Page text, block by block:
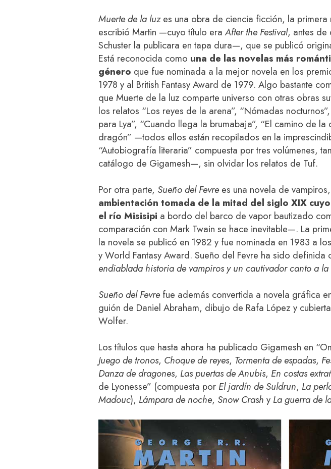
Muerte de la luzes una obra de ciencia ficción, la primera
escribió Martin —cuyo título eraAfter the Festival, antes de
Schuster la publicara en tapa dura—, que se publicó
Está reconocida como una de las novelas más
género que fue nominada a la mejor novela en los
1978 y al British Fantasy Award de 1979. Algo bastante
que Muerte de la luz comparte universo con otras obras
los relatos “Los reyes de la arena”, “Nómadas
para Lya”, “Cuando llega la brumabaja”, “El camino de la
dragón” —todos ellos están recopilados en la
“Autobiografía literaria” compuesta por tres volúmenes,
catálogo de Gigamesh—, sin olvidar los relatos de Tuf.
Por otra parte, Sueño del Fevre es una novela de
ambientación tomada de la mitad del siglo XIX
el río Misisipi a bordo del barco de vapor bautizado
comparación con Mark Twain se hace inevitable—. La
la novela se publicó en 1982 y fue nominada en 1983 a
y World Fantasy Award. Sueño del Fevre ha sido definida
endiablada historia de vampiros y un cautivador canto a la
Sueño del Fevre fue además convertida a novela gráfica
guión de Daniel Abraham, dibujo de Rafa López y
Wolfer.
Los títulos que hasta ahora ha publicado Gigamesh en
Juego de tronos, Choque de reyes, Tormenta de espadas,
Danza de dragones, Las puertas de Anubis, En costas
de Lyonesse” (compuesta por El jardín de Suldrun, La
Madouc), Lámpara de noche, Snow Crash y La guerra de